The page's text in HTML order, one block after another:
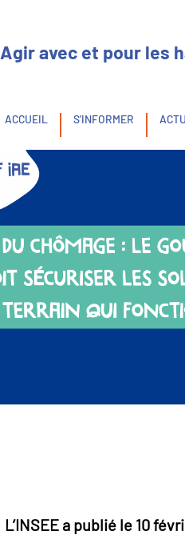
Agir avec et pour les
Fil
ACCUEIL S'INFORMER
L’INSEE a publié le 10